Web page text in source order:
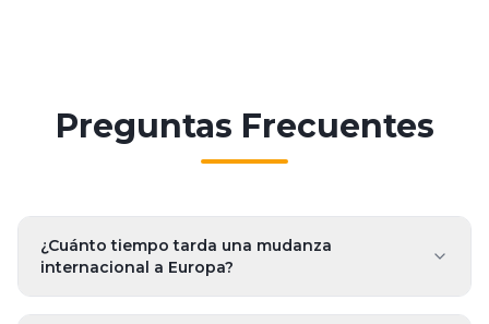
Preguntas Frecuentes
¿Cuánto tiempo tarda una mudanza
internacional a Europa?